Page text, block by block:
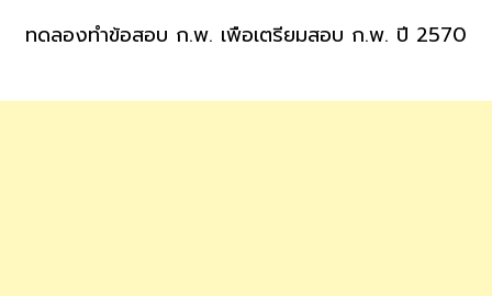
ทดลองทำข้อสอบ ก.พ. เพื่อเตรียมสอบ ก.พ. ปี 2570